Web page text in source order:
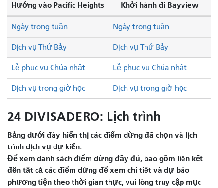
Hướng vào Pacific Heights Khởi hành đi Bayview
Dịch vụ Thứ Bảy Dịch vụ Thứ Bảy
Lễ phục vụ Chúa nhật Lễ phục vụ Chúa nhật
Ngày trong tuần Ngày trong tuần
Dịch vụ trong giờ học Dịch vụ trong giờ học
24 DIVISADERO: Lịch trình
Bảng dưới đây hiển thị các điểm dừng đã chọn và lịch
trình dịch vụ dự kiến.
Để xem danh sách điểm dừng đầy đủ, bao gồm liên kết
đến tất cả các điểm dừng để xem chi tiết và dự báo
phương tiện theo thời gian thực, vui lòng truy cập mục